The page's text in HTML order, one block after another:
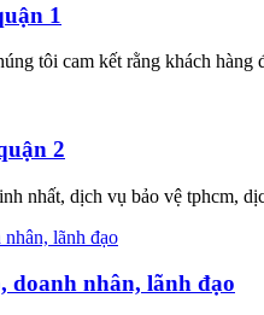
1
tôi cam kết rằng khách hàng
2
nhất, dịch vụ bảo vệ tphcm,
doanh nhân, lãnh đạo